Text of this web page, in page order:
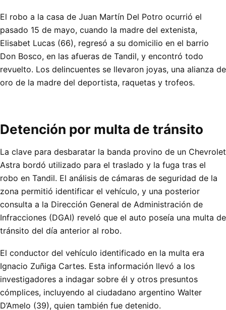
El robo a la casa de Juan Martín Del Potro ocurrió el
pasado 15 de mayo, cuando la madre del extenista,
Elisabet Lucas (66), regresó a su domicilio en el barrio
Don Bosco, en las afueras de Tandil, y encontró todo
revuelto. Los delincuentes se llevaron joyas, una alianza de
oro de la madre del deportista, raquetas y trofeos.
Detención por multa de tránsito
La clave para desbaratar la banda provino de un Chevrolet
Astra bordó utilizado para el traslado y la fuga tras el
robo en Tandil. El análisis de cámaras de seguridad de la
zona permitió identificar el vehículo, y una posterior
consulta a la Dirección General de Administración de
Infracciones (DGAI) reveló que el auto poseía una multa de
tránsito del día anterior al robo.
El conductor del vehículo identificado en la multa era
Ignacio Zuñiga Cartes. Esta información llevó a los
investigadores a indagar sobre él y otros presuntos
cómplices, incluyendo al ciudadano argentino Walter
D’Amelo (39), quien también fue detenido.